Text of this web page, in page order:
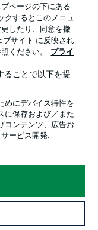
ページの下にある
クするとこのメニュ
したり、同意を撤
ブサイト に反映され
ください。
プライ
ることで以下を提
めにデバイス特性を
に保存および／また
コンテンツ、広告お
ービス開発.